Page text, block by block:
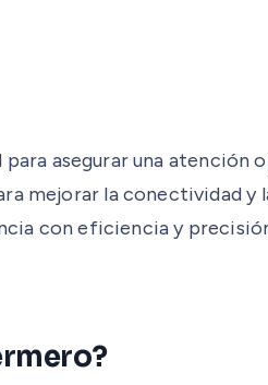
asegurar una atención
mejorar la conectividad y
con eficiencia y